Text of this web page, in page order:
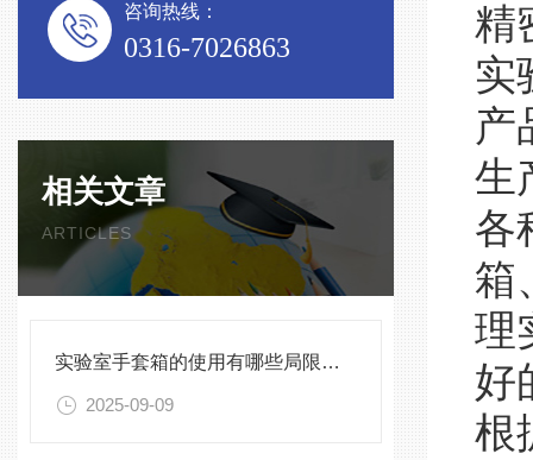
咨询热线：
0316-7026863
相关文章
ARTICLES
实验室手套箱的使用有哪些局限性？
2025-09-09
精
实
产
生
各
箱
理
好
根